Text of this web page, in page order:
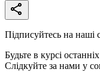
Підписуйтесь на наші
Будьте в курсі
Слідкуйте за нами у